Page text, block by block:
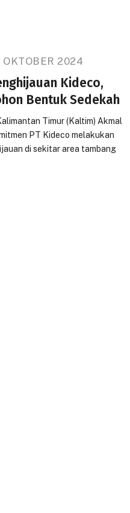
OKTOBER 2024
Kideco,
Bentuk Sedekah
Timur (Kaltim) Akmal
PT Kideco melakukan
di sekitar area tambang